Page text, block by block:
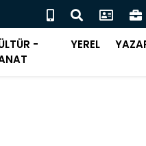
OSMANGAZİDE DEV ADIM
BAŞLADI-
YEREL